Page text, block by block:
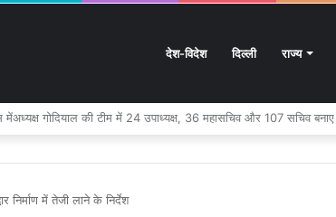
देश-विदेश दिल्ली राज्य
के हस्तशिल्प को मिलेगा बड़ा बढ़ावा
निर्माण में तेजी लाने के निर्देश